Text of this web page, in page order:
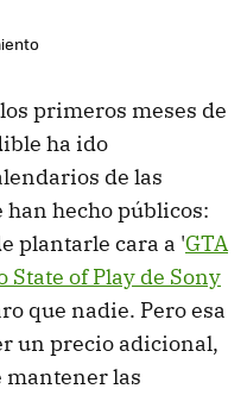
primeros meses de
ha ido
de las
han hecho públicos:
plantarle cara a 'GTA
State of Play de Sony
que nadie. Pero esa
un precio adicional,
mantener las